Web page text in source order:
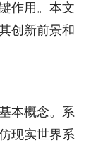
作用。本文
创新前景和
本概念。系
现实世界系